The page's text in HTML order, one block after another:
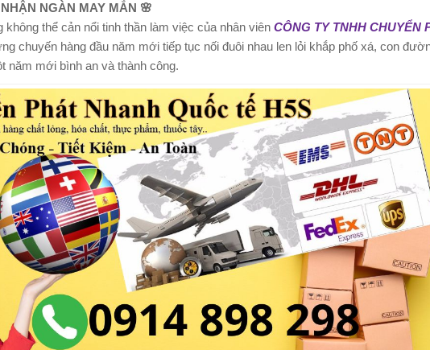
NGÀN MAY MẮN 🌸
thể cản nổi tinh thần làm việc của nhân viên CÔNG TY TNHH CHUYỂN
chuyến hàng đầu năm mới tiếp tục nối đuôi nhau len lỏi khắp phố xá, con
năm mới bình an và thành công.